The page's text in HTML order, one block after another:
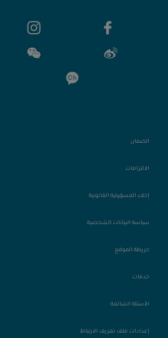
الضمان
الالتزامات
إخلاء المسؤولية القانونية
سياسة البيانات الشخصية
خريطة الموقع
خدمات
الأسئلة الشائعة
إعدادات ملف تعريف الارتباط